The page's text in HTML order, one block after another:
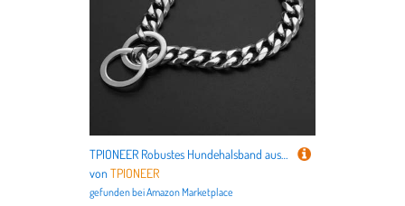
TPIONEER Robustes Hundehalsband aus Gold, 15 mm breite kubanische Gliederkette, modisches Schmuckaccessoire für große Hunde
vonTPIONEER
gefunden beiAmazon Marketplace